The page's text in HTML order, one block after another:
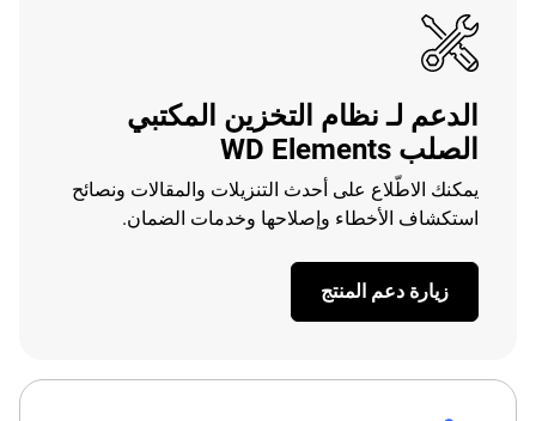
الدعم لـ نظام التخزين المكتبي
الصلب WD Elements
يمكنك الاطّلاع على أحدث التنزيلات والمقالات ونصائح
استكشاف الأخطاء وإصلاحها وخدمات الضمان.
زيارة دعم المنتج